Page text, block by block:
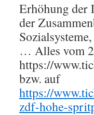
Erhöhung der
der
… Alles vom
https://
bzw. auf
https://
zdf-hohe-